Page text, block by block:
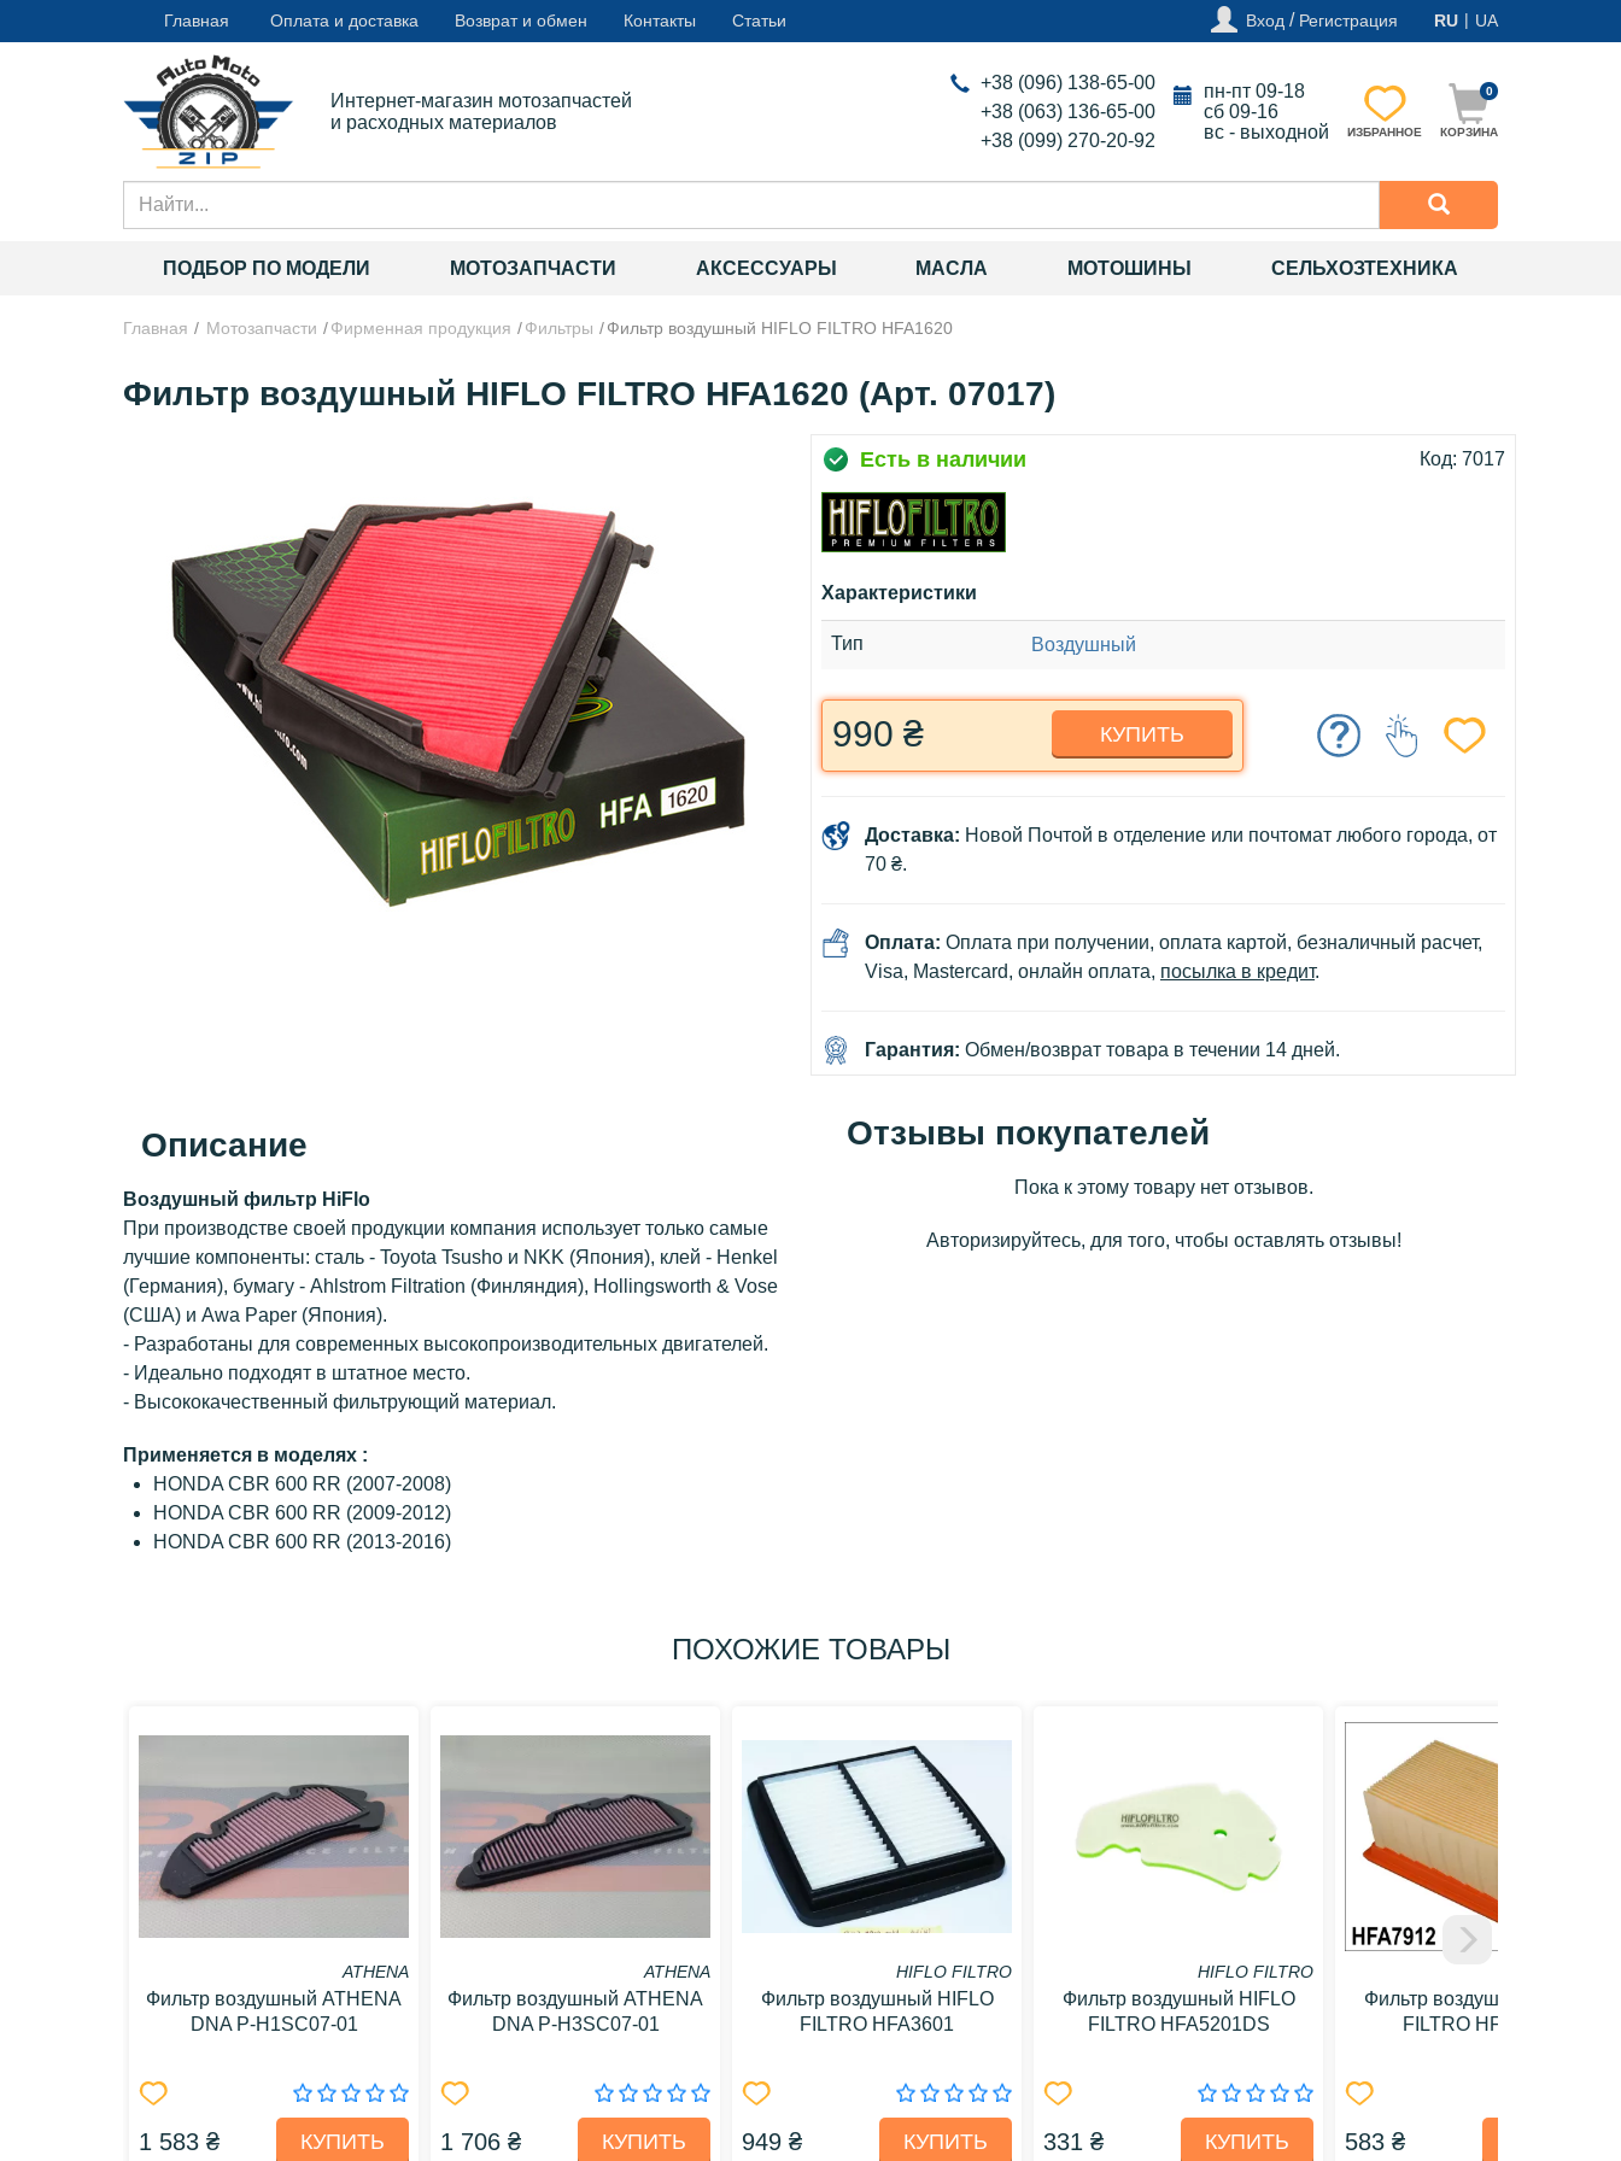
Главная Оплата и доставка Возврат и обмен Контакты Статьи Вход / Регистрация RU | UA
Интернет-магазин мотозапчастей
и расходных материалов
+38 (096) 138-65-00
+38 (063) 136-65-00
+38 (099) 270-20-92
пн-пт 09-18
сб 09-16
вс - выходной
ИЗБРАННОЕ
0
КОРЗИНА
ПОДБОР ПО МОДЕЛИ МОТОЗАПЧАСТИ АКСЕССУАРЫ МАСЛА МОТОШИНЫ СЕЛЬХОЗТЕХНИКА
Главная Мотозапчасти Фирменная продукция Фильтры Фильтр воздушный HIFLO FILTRO HFA1620
Фильтр воздушный HIFLO FILTRO HFA1620 (Арт. 07017)
Есть в наличии Код: 7017
Характеристики
Тип Воздушный
990 ₴ КУПИТЬ
Доставка: Новой Почтой в отделение или почтомат любого города, от
70 ₴.
Оплата: Оплата при получении, оплата картой, безналичный расчет,
Visa, Mastercard, онлайн оплата, посылка в кредит.
Гарантия: Обмен/возврат товара в течении 14 дней.
Описание
Воздушный фильтр HiFlo
При производстве своей продукции компания использует только самые
лучшие компоненты: сталь - Toyota Tsusho и NKK (Япония), клей - Henkel
(Германия), бумагу - Ahlstrom Filtration (Финляндия), Hollingsworth & Vose
(США) и Awa Paper (Япония).
- Разработаны для современных высокопроизводительных двигателей.
- Идеально подходят в штатное место.
- Высококачественный фильтрующий материал.
Применяется в моделях :
HONDA CBR 600 RR (2007-2008)
HONDA CBR 600 RR (2009-2012)
HONDA CBR 600 RR (2013-2016)
Отзывы покупателей
Пока к этому товару нет отзывов.
Авторизируйтесь, для того, чтобы оставлять отзывы!
ПОХОЖИЕ ТОВАРЫ
ATHENA
Фильтр воздушный ATHENA
DNA P-H1SC07-01
1 583 ₴ КУПИТЬ
ATHENA
Фильтр воздушный ATHENA
DNA P-H3SC07-01
1 706 ₴ КУПИТЬ
HIFLO FILTRO
Фильтр воздушный HIFLO
FILTRO HFA3601
949 ₴ КУПИТЬ
HIFLO FILTRO
Фильтр воздушный HIFLO
FILTRO HFA5201DS
331 ₴ КУПИТЬ
Фильтр воздушный HIFLO
FILTRO HFA7912
583 ₴